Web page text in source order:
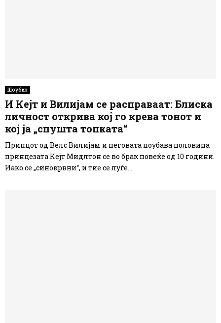
Шоубиз
И Кејт и Вилијам се расправаат: Блиска
личност открива кој го крева тонот и
кој ја „спушта топката“
Принцот од Велс Вилијам и неговата поубава половина
принцезата Кејт Мидлтон се во брак повеќе од 10 години.
Иако се „синокрвни“, и тие се луѓе...